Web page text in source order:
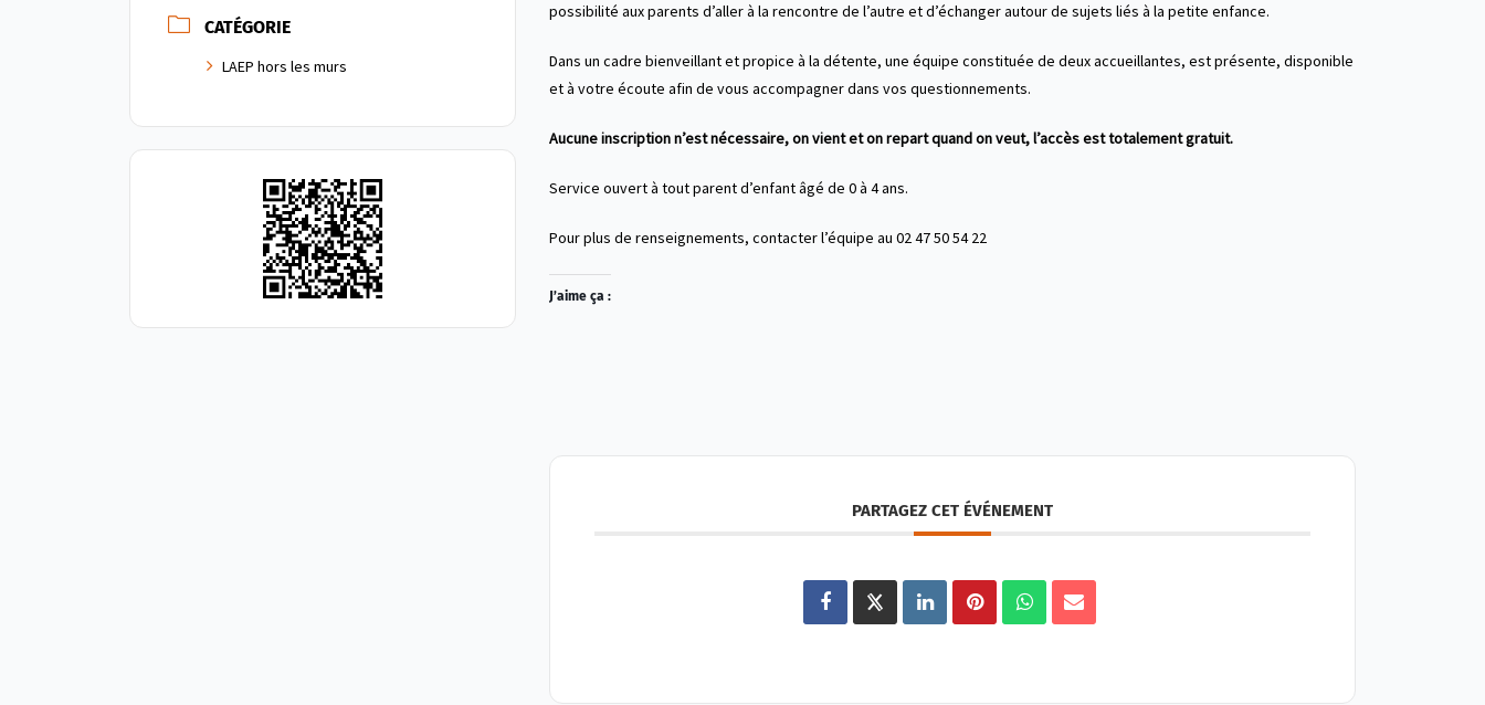
CATÉGORIE
LAEP hors les murs
possibilité aux parents d’aller à la rencontre de l’autre et d’échanger autour de sujets liés à la petite enfance.
Dans un cadre bienveillant et propice à la détente, une équipe constituée de deux accueillantes, est présente, disponible
et à votre écoute afin de vous accompagner dans vos questionnements.
Aucune inscription n’est nécessaire, on vient et on repart quand on veut, l’accès est totalement gratuit.
Service ouvert à tout parent d’enfant âgé de 0 à 4 ans.
Pour plus de renseignements, contacter l’équipe au 02 47 50 54 22
J’aime ça :
PARTAGEZ CET ÉVÉNEMENT